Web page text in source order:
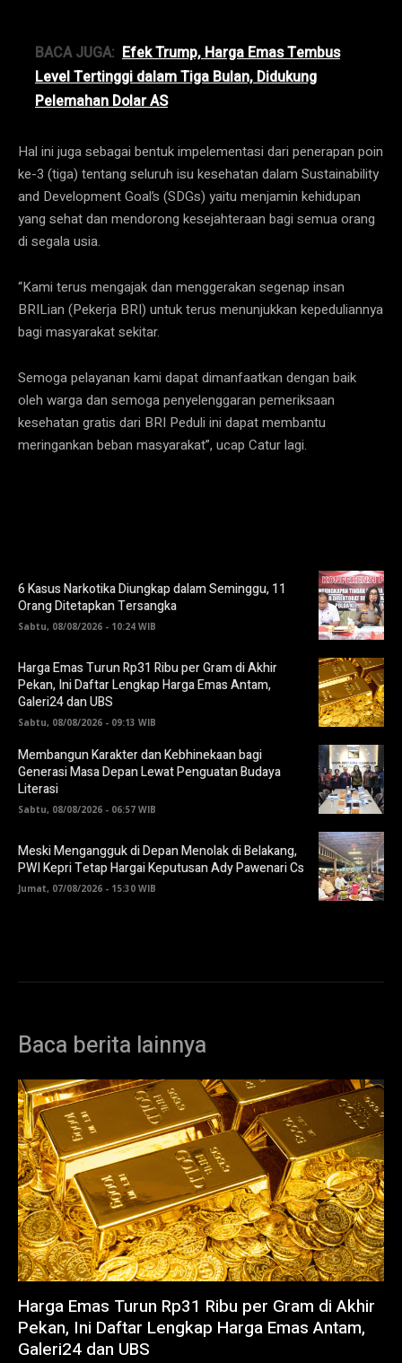
BACA JUGA: Efek Trump, Harga Emas Tembus
Level Tertinggi dalam Tiga Bulan, Didukung
Pelemahan Dolar AS
Hal ini juga sebagai bentuk impelementasi dari penerapan poin
ke-3 (tiga) tentang seluruh isu kesehatan dalam Sustainability
and Development Goal’s (SDGs) yaitu menjamin kehidupan
yang sehat dan mendorong kesejahteraan bagi semua orang
di segala usia.
“Kami terus mengajak dan menggerakan segenap insan
BRILian (Pekerja BRI) untuk terus menunjukkan kepeduliannya
bagi masyarakat sekitar.
Semoga pelayanan kami dapat dimanfaatkan dengan baik
oleh warga dan semoga penyelenggaran pemeriksaan
kesehatan gratis dari BRI Peduli ini dapat membantu
meringankan beban masyarakat”, ucap Catur lagi.
6 Kasus Narkotika Diungkap dalam Seminggu, 11
Orang Ditetapkan Tersangka
Sabtu, 08/08/2026 - 10:24 WIB
Harga Emas Turun Rp31 Ribu per Gram di Akhir
Pekan, Ini Daftar Lengkap Harga Emas Antam,
Galeri24 dan UBS
Sabtu, 08/08/2026 - 09:13 WIB
Membangun Karakter dan Kebhinekaan bagi
Generasi Masa Depan Lewat Penguatan Budaya
Literasi
Sabtu, 08/08/2026 - 06:57 WIB
Meski Mengangguk di Depan Menolak di Belakang,
PWI Kepri Tetap Hargai Keputusan Ady Pawenari Cs
Jumat, 07/08/2026 - 15:30 WIB
Baca berita lainnya
Harga Emas Turun Rp31 Ribu per Gram di Akhir
Pekan, Ini Daftar Lengkap Harga Emas Antam,
Galeri24 dan UBS